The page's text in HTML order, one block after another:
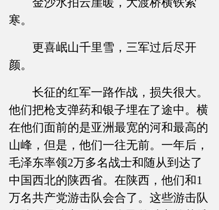
寒。
更喜岷山千里雪，三军过后尽开
颜。
长征的红军一路作战，损失很大。
他们把枪支弹药和银子埋在了途中。横
在他们面前的是亚洲最宽的河和最高的
山峰，但是，他们一往无前。一年后，
毛泽东率领2万多名战士和随从到达了
中国西北的陕西省。在陕西，他们和1
万名共产党游击队会合了。这些游击队